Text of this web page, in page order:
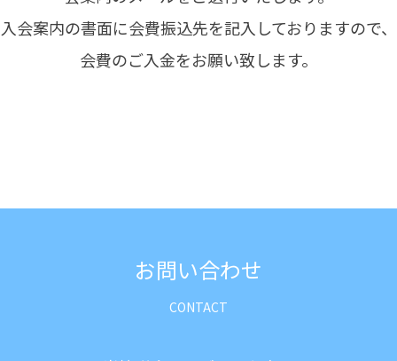
入会案内の書面に会費振込先を記入しておりますので、
会費のご入金をお願い致します。
お問い合わせ